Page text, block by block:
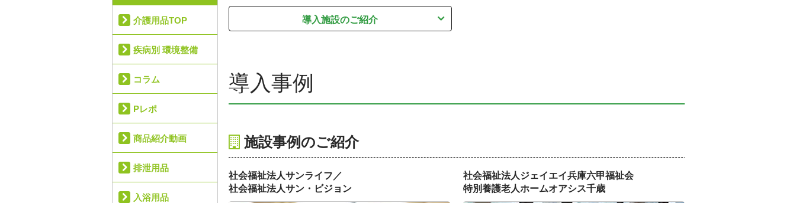
導入施設のご紹介
導入事例
施設事例のご紹介
社会福祉法人サンライフ／
社会福祉法人サン・ビジョン
社会福祉法人ジェイエイ兵庫六甲福祉会
特別養護老人ホームオアシス千歳
介護用品TOP
疾病別 環境整備
コラム
Pレポ
商品紹介動画
排泄用品
入浴用品